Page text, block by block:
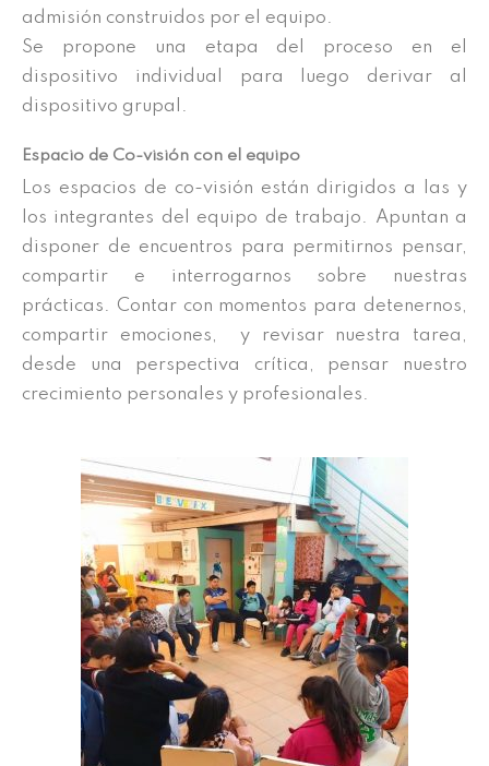
admisión construidos por el equipo.
Se propone una etapa del proceso en el
dispositivo individual para luego derivar al
dispositivo grupal.
Espacio de Co-visión con el equipo
Los espacios de co-visión están dirigidos a las y
los integrantes del equipo de trabajo. Apuntan a
disponer de encuentros para permitirnos pensar,
compartir e interrogarnos sobre nuestras
prácticas. Contar con momentos para detenernos,
compartir emociones, y revisar nuestra tarea,
desde una perspectiva crítica, pensar nuestro
crecimiento personales y profesionales.